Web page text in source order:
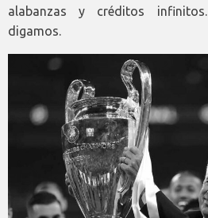
alabanzas y créditos
digamos.